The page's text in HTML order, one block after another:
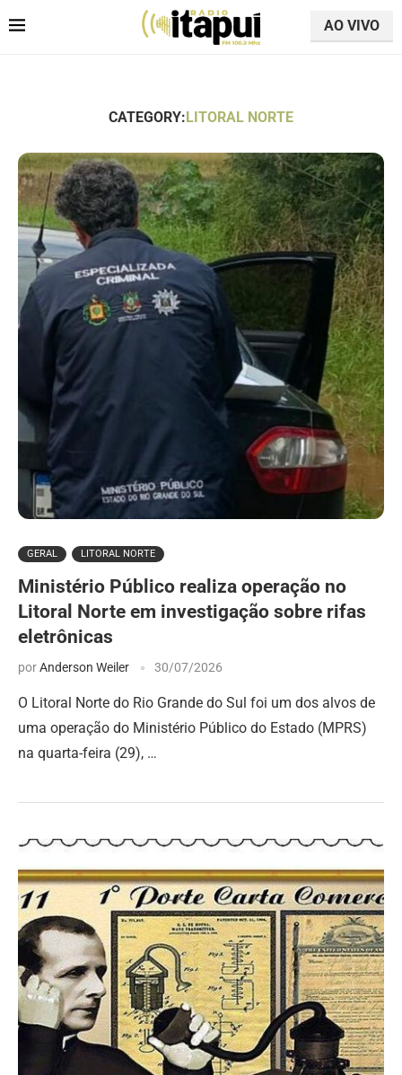
AO VIVO
CATEGORY:LITORAL NORTE
GERAL LITORAL NORTE
Ministério Público realiza operação no
Litoral Norte em investigação sobre rifas
eletrônicas
porAnderson Weiler 30/07/2026
O Litoral Norte do Rio Grande do Sul foi um dos alvos de
uma operação do Ministério Público do Estado (MPRS)
na quarta-feira (29), …